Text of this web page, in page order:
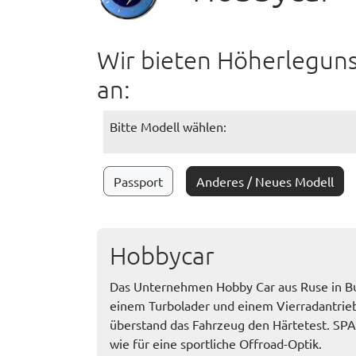
Wir bieten
an:
Bitte Modell wählen:
Passport Anderes / Neues Modell
Hobbycar
Das Unternehmen Hobby Car aus Ruse in
einem Turbolader und einem
überstand das Fahrzeug den Härtetest.
wie für eine sportliche Offroad-Optik.